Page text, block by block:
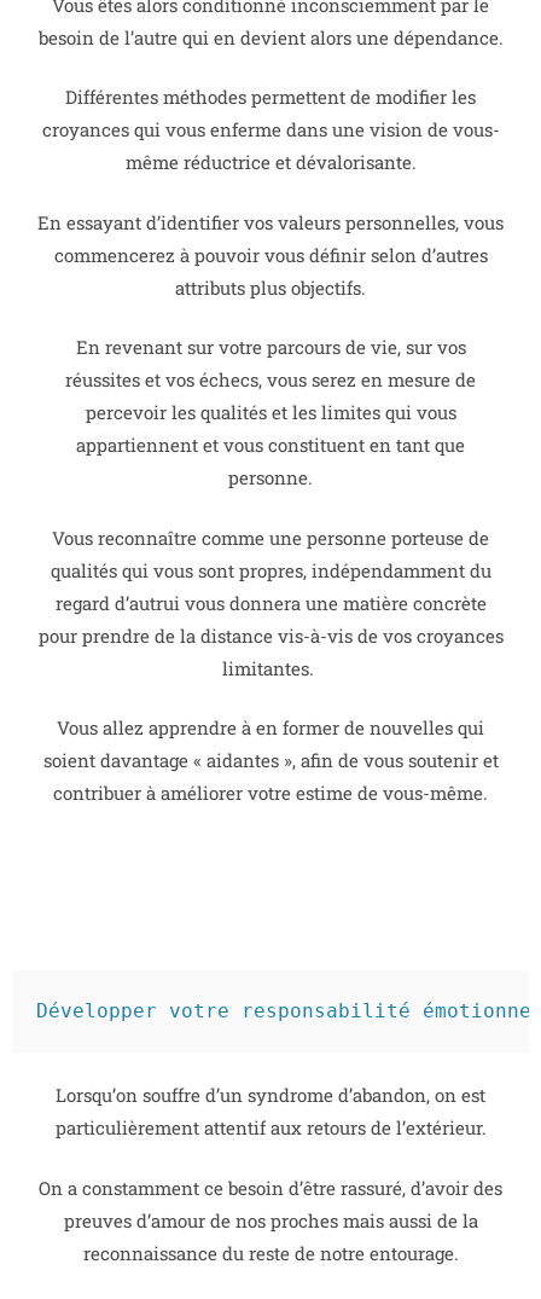
besoin de l’autre qui en devient alors une dépendance.
Différentes méthodes permettent de modifier les
croyances qui vous enferme dans une vision de vous-
même réductrice et dévalorisante.
En essayant d’identifier vos valeurs personnelles, vous
commencerez à pouvoir vous définir selon d’autres
attributs plus objectifs.
En revenant sur votre parcours de vie, sur vos
réussites et vos échecs, vous serez en mesure de
percevoir les qualités et les limites qui vous
appartiennent et vous constituent en tant que
personne.
Vous reconnaître comme une personne porteuse de
qualités qui vous sont propres, indépendamment du
regard d’autrui vous donnera une matière concrète
pour prendre de la distance vis-à-vis de vos croyances
limitantes.
Vous allez apprendre à en former de nouvelles qui
soient davantage « aidantes », afin de vous soutenir et
contribuer à améliorer votre estime de vous-même.
Développer votre responsabilité
Lorsqu’on souffre d’un syndrome d’abandon, on est
particulièrement attentif aux retours de l’extérieur.
On a constamment ce besoin d’être rassuré, d’avoir des
preuves d’amour de nos proches mais aussi de la
reconnaissance du reste de notre entourage.